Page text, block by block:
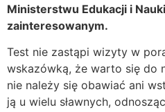
nowym
oknie)
Ministerstwu Edukacji i
zainteresowanym.
Test nie zastąpi wizyty w
wskazówką, że warto się do
nie należy się obawiać ani
ją u wielu sławnych,